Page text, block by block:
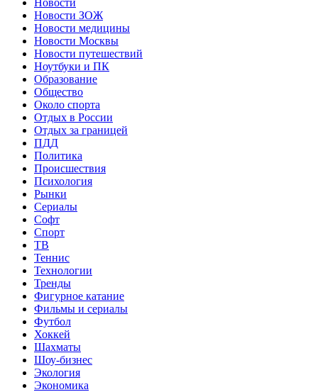
Новости ЗОЖ
Новости медицины
Новости Москвы
Новости путешествий
Ноутбуки и ПК
Образование
Общество
Около спорта
Отдых в России
Отдых за границей
ПДД
Политика
Происшествия
Психология
Рынки
Сериалы
Софт
Спорт
ТВ
Теннис
Технологии
Тренды
Фигурное катание
Фильмы и сериалы
Футбол
Хоккей
Шахматы
Шоу-бизнес
Экология
Экономика